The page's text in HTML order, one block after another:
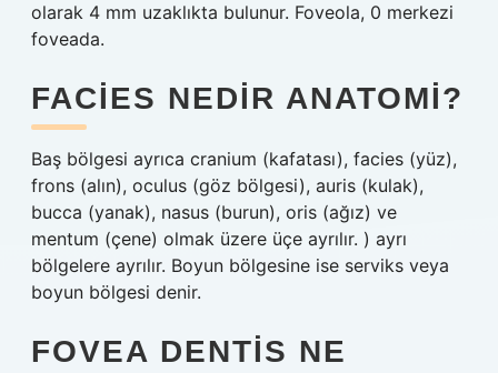
olarak 4 mm uzaklıkta bulunur. Foveola, 0 merkezi
foveada.
FACIES NEDIR ANATOMI?
Baş bölgesi ayrıca cranium (kafatası), facies (yüz),
frons (alın), oculus (göz bölgesi), auris (kulak),
bucca (yanak), nasus (burun), oris (ağız) ve
mentum (çene) olmak üzere üçe ayrılır. ) ayrı
bölgelere ayrılır. Boyun bölgesine ise serviks veya
boyun bölgesi denir.
FOVEA DENTIS NE